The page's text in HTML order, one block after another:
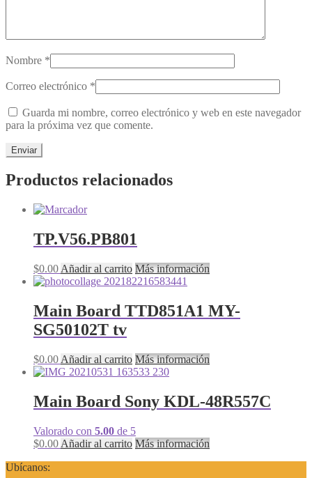
Nombre *
Correo electrónico *
Guarda mi nombre, correo electrónico y web en este navegador
para la próxima vez que comente.
Productos relacionados
TP.V56.PB801
$0.00 Añadir al carrito Más información
Main Board TTD851A1 MY-
SG50102T tv
$0.00 Añadir al carrito Más información
Main Board Sony KDL-48R557C
Valorado con 5.00 de 5
$0.00 Añadir al carrito Más información
Ubícanos: